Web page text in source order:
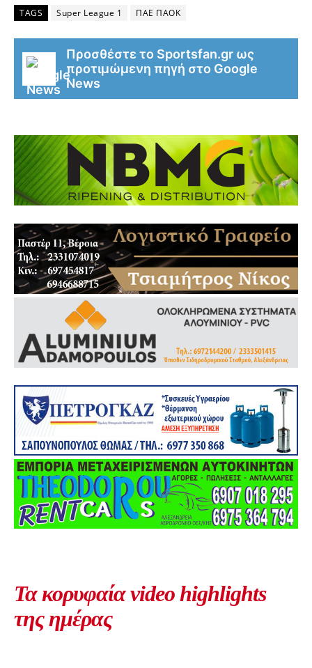
TAGS Super League 1 ΠΑΕ ΠΑΟΚ
Προσθέστε το Sportsfan.gr ως
προτιμώμενη πηγή στο Google
News
Τα κορυφαία video highlights
της ημέρας